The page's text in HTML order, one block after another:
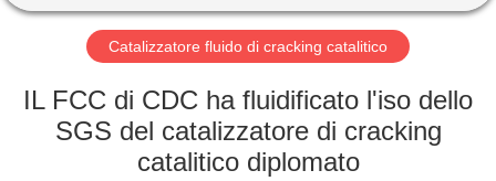
GIRO
DELLA
FABBRICA
CONTROLLO
Catalizzatore fluido di cracking catalitico
IL FCC di CDC ha fluidificato l'iso dello
SGS del catalizzatore di cracking
catalitico diplomato